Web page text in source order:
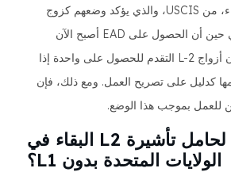
I-797A، إشعار الإجراء، من USCIS، والذي يؤكد وضعهم كزوج
مرخص له بالعمل. في حين أن الحصول على EAD أصبح الآن
اختياريًا، لا يزال بإمكان أزواج L-2 التقدم للحصول على واحدة إذا
كدليل على تصريح العمل. ومع ذلك، فإن
هل يمكن لحامل تأشيرة L2 البقاء في
الولايات المتحدة بدون L1؟